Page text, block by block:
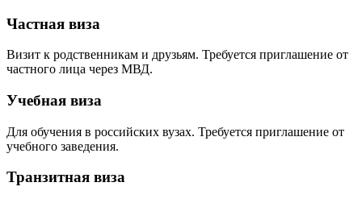
Частная виза
Визит к родственникам и друзьям. Требуется приглашение от
частного лица через МВД.
Учебная виза
Для обучения в российских вузах. Требуется приглашение от
учебного заведения.
Транзитная виза